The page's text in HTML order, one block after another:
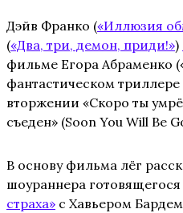
Дэйв Франко («Иллюзия
(«Два, три, демон, приди!»)
фильме Егора Абраменко
фантастическом
вторжении «Скоро ты
съеден» (Soon You Will Be
В основу фильма лёг
шоураннера
страха» с Хавьером